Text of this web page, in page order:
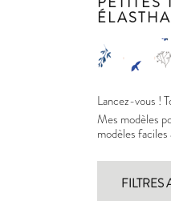
Lancez-vous !
Mes modèles
modèles
FILTRES